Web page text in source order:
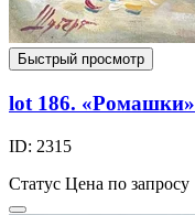
Быстрый просмотр
lot 186. «Ромашки»
ID: 2315
Статус Цена по запросу